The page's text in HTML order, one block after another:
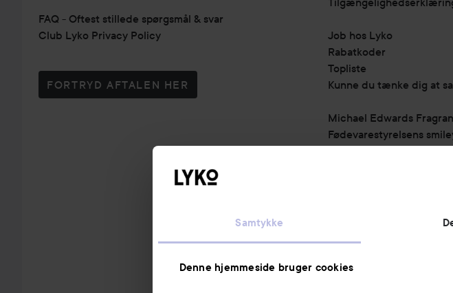
Samtykke
Denne hjemmeside bruger cookies
FAQ - Oftest stillede spørgsmål & svar
Club Lyko Privacy Policy
FORTRYD AFTALEN HER
Job hos Lyko
Rabatkoder
Topliste
Kunne du tænke dig at
Michael Edwards
Fødevarestyrelsens
CVR nr.: 40753613